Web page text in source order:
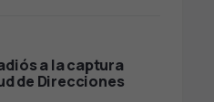
a la captura
de Direcciones